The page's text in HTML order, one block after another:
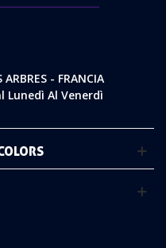
- FRANCIA
Lunedì Al Venerdì